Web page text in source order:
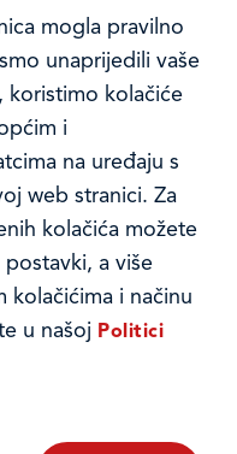
mogla pravilno
unaprijedili vaše
koristimo kolačiće
i
na uređaju s
web stranici. Za
kolačića možete
a više
kolačićima i načinu
u našoj Politici
nam
prikupljanjem i
njeziinu korištenju.
koristimo radi